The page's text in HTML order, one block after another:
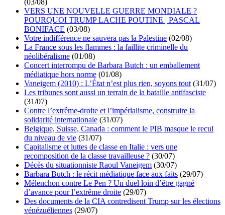
VERS UNE NOUVELLE GUERRE MONDIALE ?
POURQUOI TRUMP LACHE POUTINE | PASCAL
BONIFACE (03/08)
Votre indifférence ne sauvera pas la Palestine (02/08)
La France sous les flammes : la faillite criminelle du
néolibéralisme (01/08)
Concert interrompu de Barbara Butch : un emballement
médiatique hors norme (01/08)
Vaneigem (2010) : L’État n’est plus rien, soyons tout (31/07)
Les tribunes sont aussi un terrain de la bataille antifasciste
(31/07)
Contre l’extrême-droite et l’impérialisme, construire la
solidarité internationale (31/07)
Belgique, Suisse, Canada : comment le PIB masque le recul
du niveau de vie (31/07)
Capitalisme et luttes de classe en Italie : vers une
recomposition de la classe travailleuse ? (30/07)
Décès du situationniste Raoul Vaneigem (30/07)
Barbara Butch : le récit médiatique face aux faits (29/07)
Mélenchon contre Le Pen ? Un duel loin d’être gagné
d’avance pour l’extrême droite (29/07)
Des documents de la CIA contredisent Trump sur les élections
vénézuéliennes (29/07)